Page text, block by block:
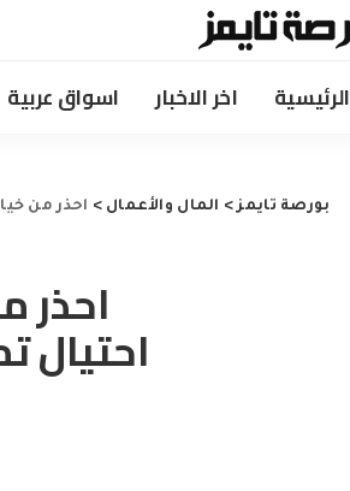
الرئيسية اخر الاخبار اسواق عربية
بورصة تايمز> المال والأعمال > احذر من
احذر
احتيال